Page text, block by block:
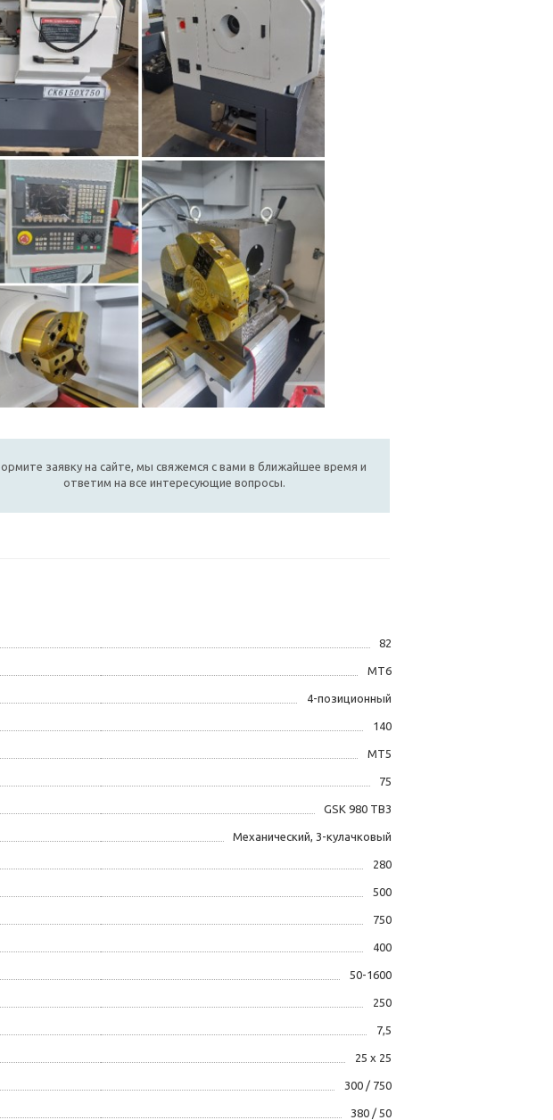
заявку на сайте, мы свяжемся с вами в ближайшее время и
ответим на все интересующие вопросы.
82
MT6
4-позиционный
140
MT5
75
GSK 980 TB3
Механический, 3-кулачковый
280
500
750
400
50-1600
250
7,5
25 х 25
300 / 750
380 / 50